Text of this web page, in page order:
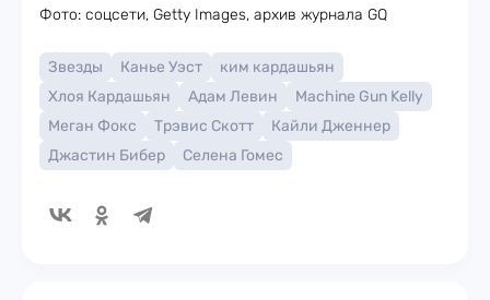
Фото: соцсети, Getty Images, архив журнала GQ
Звезды Канье Уэст
ким кардашьян
Хлоя Кардашьян
Адам Левин
Machine Gun Kelly
Меган Фокс
Трэвис Скотт
Кайли Дженнер
Джастин Бибер
Селена Гомес